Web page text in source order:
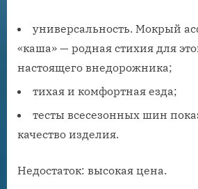
универсальность. Мокрый
«каша» — родная стихия для
настоящего внедорожника;
тихая и комфортная езда;
тесты всесезонных шин
качество изделия.
Недостаток: высокая цена.